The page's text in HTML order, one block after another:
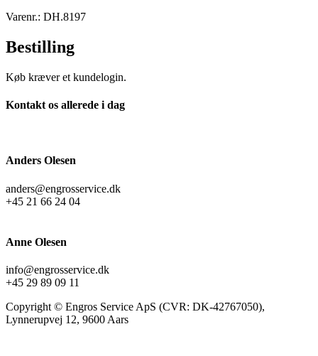
Varenr.: DH.8197
Bestilling
Køb kræver et kundelogin.
Kontakt os allerede i dag
Anders Olesen
anders@engrosservice.dk
+45 21 66 24 04
Anne Olesen
info@engrosservice.dk
+45 29 89 09 11
Copyright © Engros Service ApS (CVR: DK-42767050),
Lynnerupvej 12, 9600 Aars